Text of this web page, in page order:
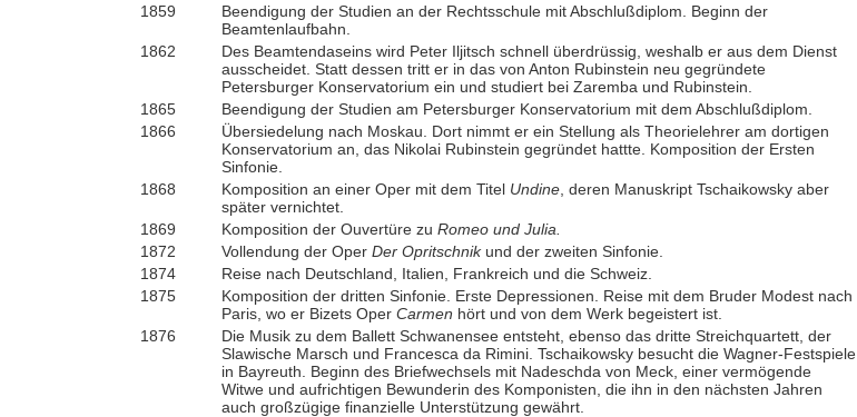
1859
Beendigung der Studien an der Rechtsschule mit Abschlußdiplom. Beginn der
Beamtenlaufbahn.
1862
Des Beamtendaseins wird Peter Iljitsch schnell überdrüssig, weshalb er aus dem Dienst
ausscheidet. Statt dessen tritt er in das von Anton Rubinstein neu gegründete
Petersburger Konservatorium ein und studiert bei Zaremba und Rubinstein.
1865
Beendigung der Studien am Petersburger Konservatorium mit dem Abschlußdiplom.
1866
Übersiedelung nach Moskau. Dort nimmt er ein Stellung als Theorielehrer am dortigen
Konservatorium an, das Nikolai Rubinstein gegründet hattte. Komposition der Ersten
Sinfonie.
1868
Komposition an einer Oper mit dem Titel Undine, deren Manuskript Tschaikowsky aber
später vernichtet.
1869
Komposition der Ouvertüre zu Romeo und Julia.
1872
Vollendung der Oper Der Opritschnikund der zweiten Sinfonie.
1874
Reise nach Deutschland, Italien, Frankreich und die Schweiz.
1875
Komposition der dritten Sinfonie. Erste Depressionen. Reise mit dem Bruder Modest nach
Paris, wo er Bizets Oper Carmen hört und von dem Werk begeistert ist.
1876
Die Musik zu dem Ballett Schwanensee entsteht, ebenso das dritte Streichquartett, der
Slawische Marsch und Francesca da Rimini. Tschaikowsky besucht die Wagner-Festspiele
in Bayreuth. Beginn des Briefwechsels mit Nadeschda von Meck, einer vermögende
Witwe und aufrichtigen Bewunderin des Komponisten, die ihn in den nächsten Jahren
auch großzügige finanzielle Unterstützung gewährt.